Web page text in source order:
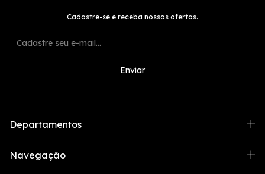
Cadastre-se e receba nossas ofertas.
Departamentos
Navegação